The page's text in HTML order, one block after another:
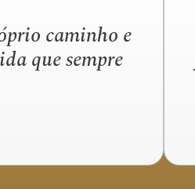
caminho e
que sempre